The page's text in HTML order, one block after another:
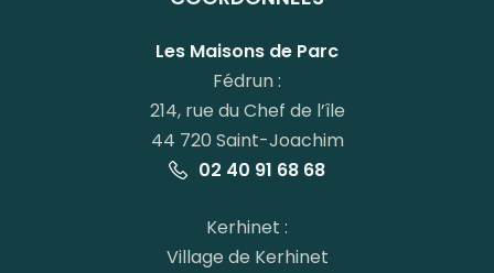
Facebook
Instagram
Linkedin
Youtube
Les Maisons de Parc
Fédrun :
214, rue du Chef de l’île
44 720 Saint-Joachim
02 40 91 68 68
Kerhinet :
Village de Kerhinet